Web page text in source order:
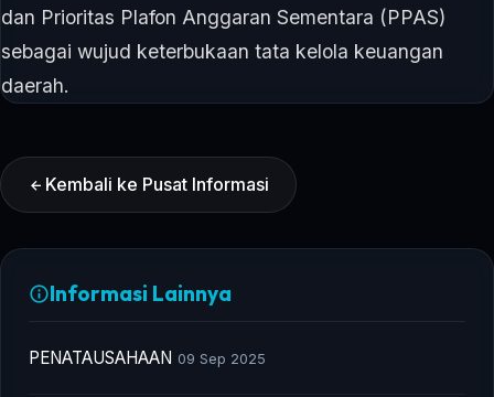
dan Prioritas Plafon Anggaran Sementara (PPAS)
sebagai wujud keterbukaan tata kelola keuangan
daerah.
Kembali ke Pusat Informasi
Informasi Lainnya
PENATAUSAHAAN 09 Sep 2025